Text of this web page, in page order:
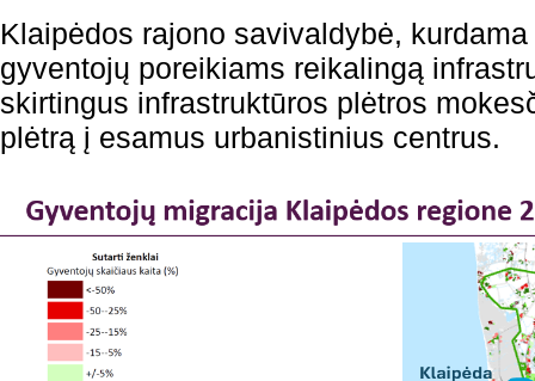
Klaipėdos rajono savivaldybė,
gyventojų poreikiams reikalingą
skirtingus infrastruktūros plėtros
plėtrą į esamus urbanistinius centrus.